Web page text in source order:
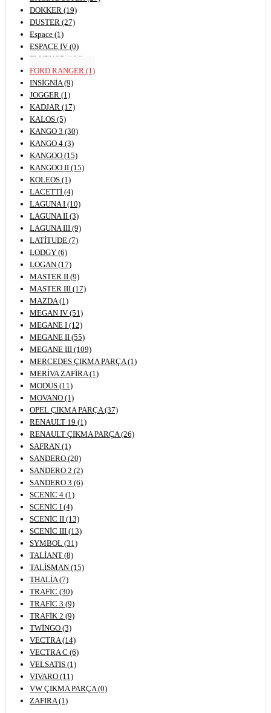
DOKKER (19)
DUSTER (27)
Espace (1)
ESPACE IV (0)
FLUENCE (106)
FORD RANGER (1)
INSİGNİA (9)
JOGGER (1)
KADJAR (17)
KALOS (5)
KANGO 3 (30)
KANGO 4 (3)
KANGOO (15)
KANGOO II (15)
KOLEOS (1)
LACETTİ (4)
LAGUNA I (10)
LAGUNA II (3)
LAGUNA III (9)
LATİTUDE (7)
LODGY (6)
LOGAN (17)
MASTER II (9)
MASTER III (17)
MAZDA (1)
MEGAN IV (51)
MEGANE I (12)
MEGANE II (55)
MEGANE III (109)
MERCEDES ÇIKMA PARÇA (1)
MERİVA ZAFİRA (1)
MODÜS (11)
MOVANO (1)
OPEL ÇIKMA PARÇA (37)
RENAULT 19 (1)
RENAULT ÇIKMA PARÇA (26)
SAFRAN (1)
SANDERO (20)
SANDERO 2 (2)
SANDERO 3 (6)
SCENİC 4 (1)
SCENİC I (4)
SCENİC II (13)
SCENİC III (13)
SYMBOL (31)
TALİANT (8)
TALİSMAN (15)
THALİA (7)
TRAFİC (30)
TRAFİC 3 (9)
TRAFİK 2 (9)
TWİNGO (3)
VECTRA (14)
VECTRA C (6)
VELSATIS (1)
VIVARO (11)
VW ÇIKMA PARÇA (0)
ZAFIRA (1)